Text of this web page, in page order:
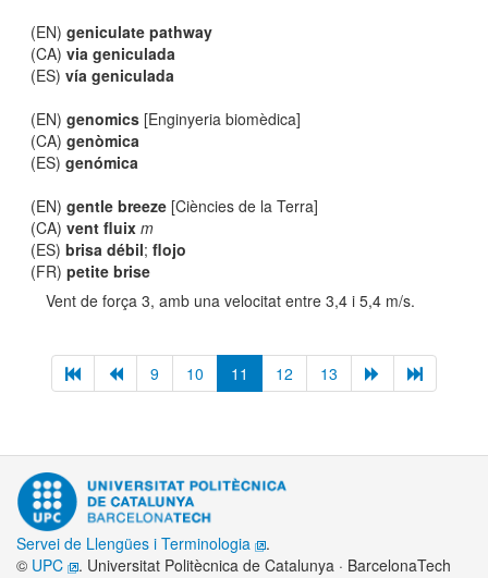
(EN)geniculate pathway
(CA)via geniculada
(ES)vía geniculada
(EN)genomics [Enginyeria biomèdica]
(CA)genòmica
(ES)genómica
(EN)gentle breeze [Ciències de la Terra]
(CA)vent fluix m
(ES)brisa débil;flojo
(FR)petite brise
Vent de força 3, amb una velocitat entre 3,4 i 5,4 m/s.
9 10 11 12 13
Servei de Llengües i Terminologia
.
© UPC . Universitat Politècnica de Catalunya · BarcelonaTech